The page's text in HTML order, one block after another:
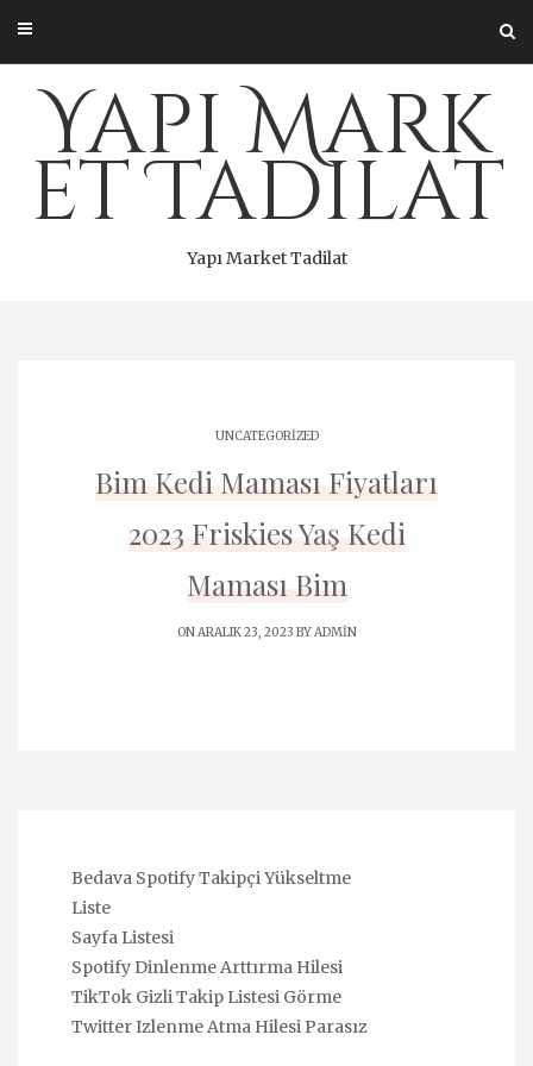
content
Yapı Mark
et Tadilat
Yapı Market Tadilat
UNCATEGORIZED
Bim Kedi Maması Fiyatları
2023 Friskies Yaş Kedi
Maması Bim
ON ARALIK 23, 2023 BYADMIN
Bedava Spotify Takipçi Yükseltme
Liste
Sayfa Listesi
Spotify Dinlenme Arttırma Hilesi
TikTok Gizli Takip Listesi Görme
Twitter Izlenme Atma Hilesi Parasız